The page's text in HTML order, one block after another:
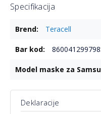
Specifikacija
informacija Teracell
Deklaracije